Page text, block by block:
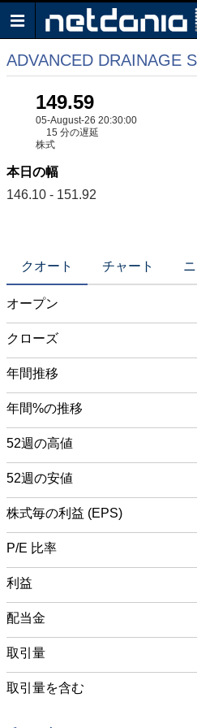
ADVANCED DRAINAGE
149.59
05-August-26 20:30:00
15 分の遅延
株式
本日の幅
146.10 - 151.92
クオート チャート
オープン
クローズ
年間推移
年間%の推移
52週の高値
52週の安値
株式毎の利益 (EPS)
P/E 比率
利益
配当金
取引量
取引量を含む